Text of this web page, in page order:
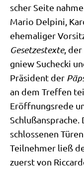
scher Sei­te
Mario Del­pi­ni,
ehe­ma­li­ger
Geset­zes­tex­te,
gniew Suchecki
Prä­si­dent der
an dem Tref­fen
Eröff­nungs­re­de
schlos­se­nen
Teil­neh­mer ließ
zuerst von